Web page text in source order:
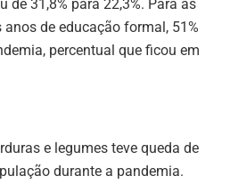
de 31,8% para 22,3%. Para as
de educação formal, 51%
percentual que ficou em
e legumes teve queda de
durante a pandemia.